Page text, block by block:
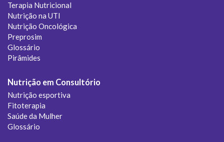
Terapia Nutricional
Nutrição na UTI
Nutrição Oncológica
Preprosim
Glossário
Pirâmides
Nutrição em Consultório
Nutrição esportiva
Fitoterapia
Saúde da Mulher
Glossário